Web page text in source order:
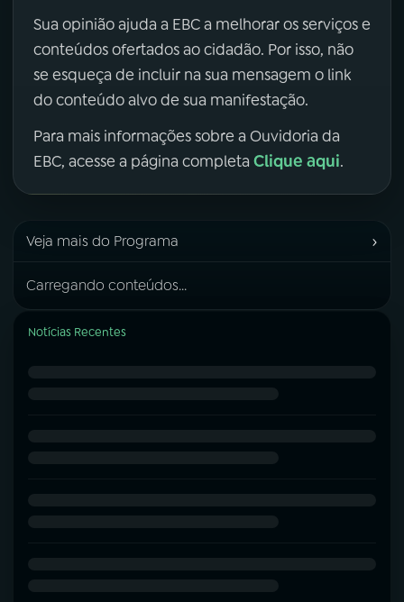
Sua opinião ajuda a EBC a melhorar os serviços e
conteúdos ofertados ao cidadão. Por isso, não
se esqueça de incluir na sua mensagem o link
do conteúdo alvo de sua manifestação.
Para mais informações sobre a Ouvidoria da
EBC, acesse a página completa Clique aqui.
Veja mais do Programa ›
Carregando conteúdos...
Notícias Recentes